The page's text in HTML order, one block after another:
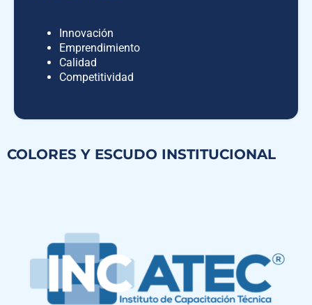
Innovación
Emprendimiento
Calidad
Competitividad
COLORES Y ESCUDO INSTITUCIONAL